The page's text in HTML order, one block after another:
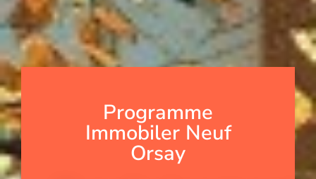
Programme
Immobiler Neuf
Orsay